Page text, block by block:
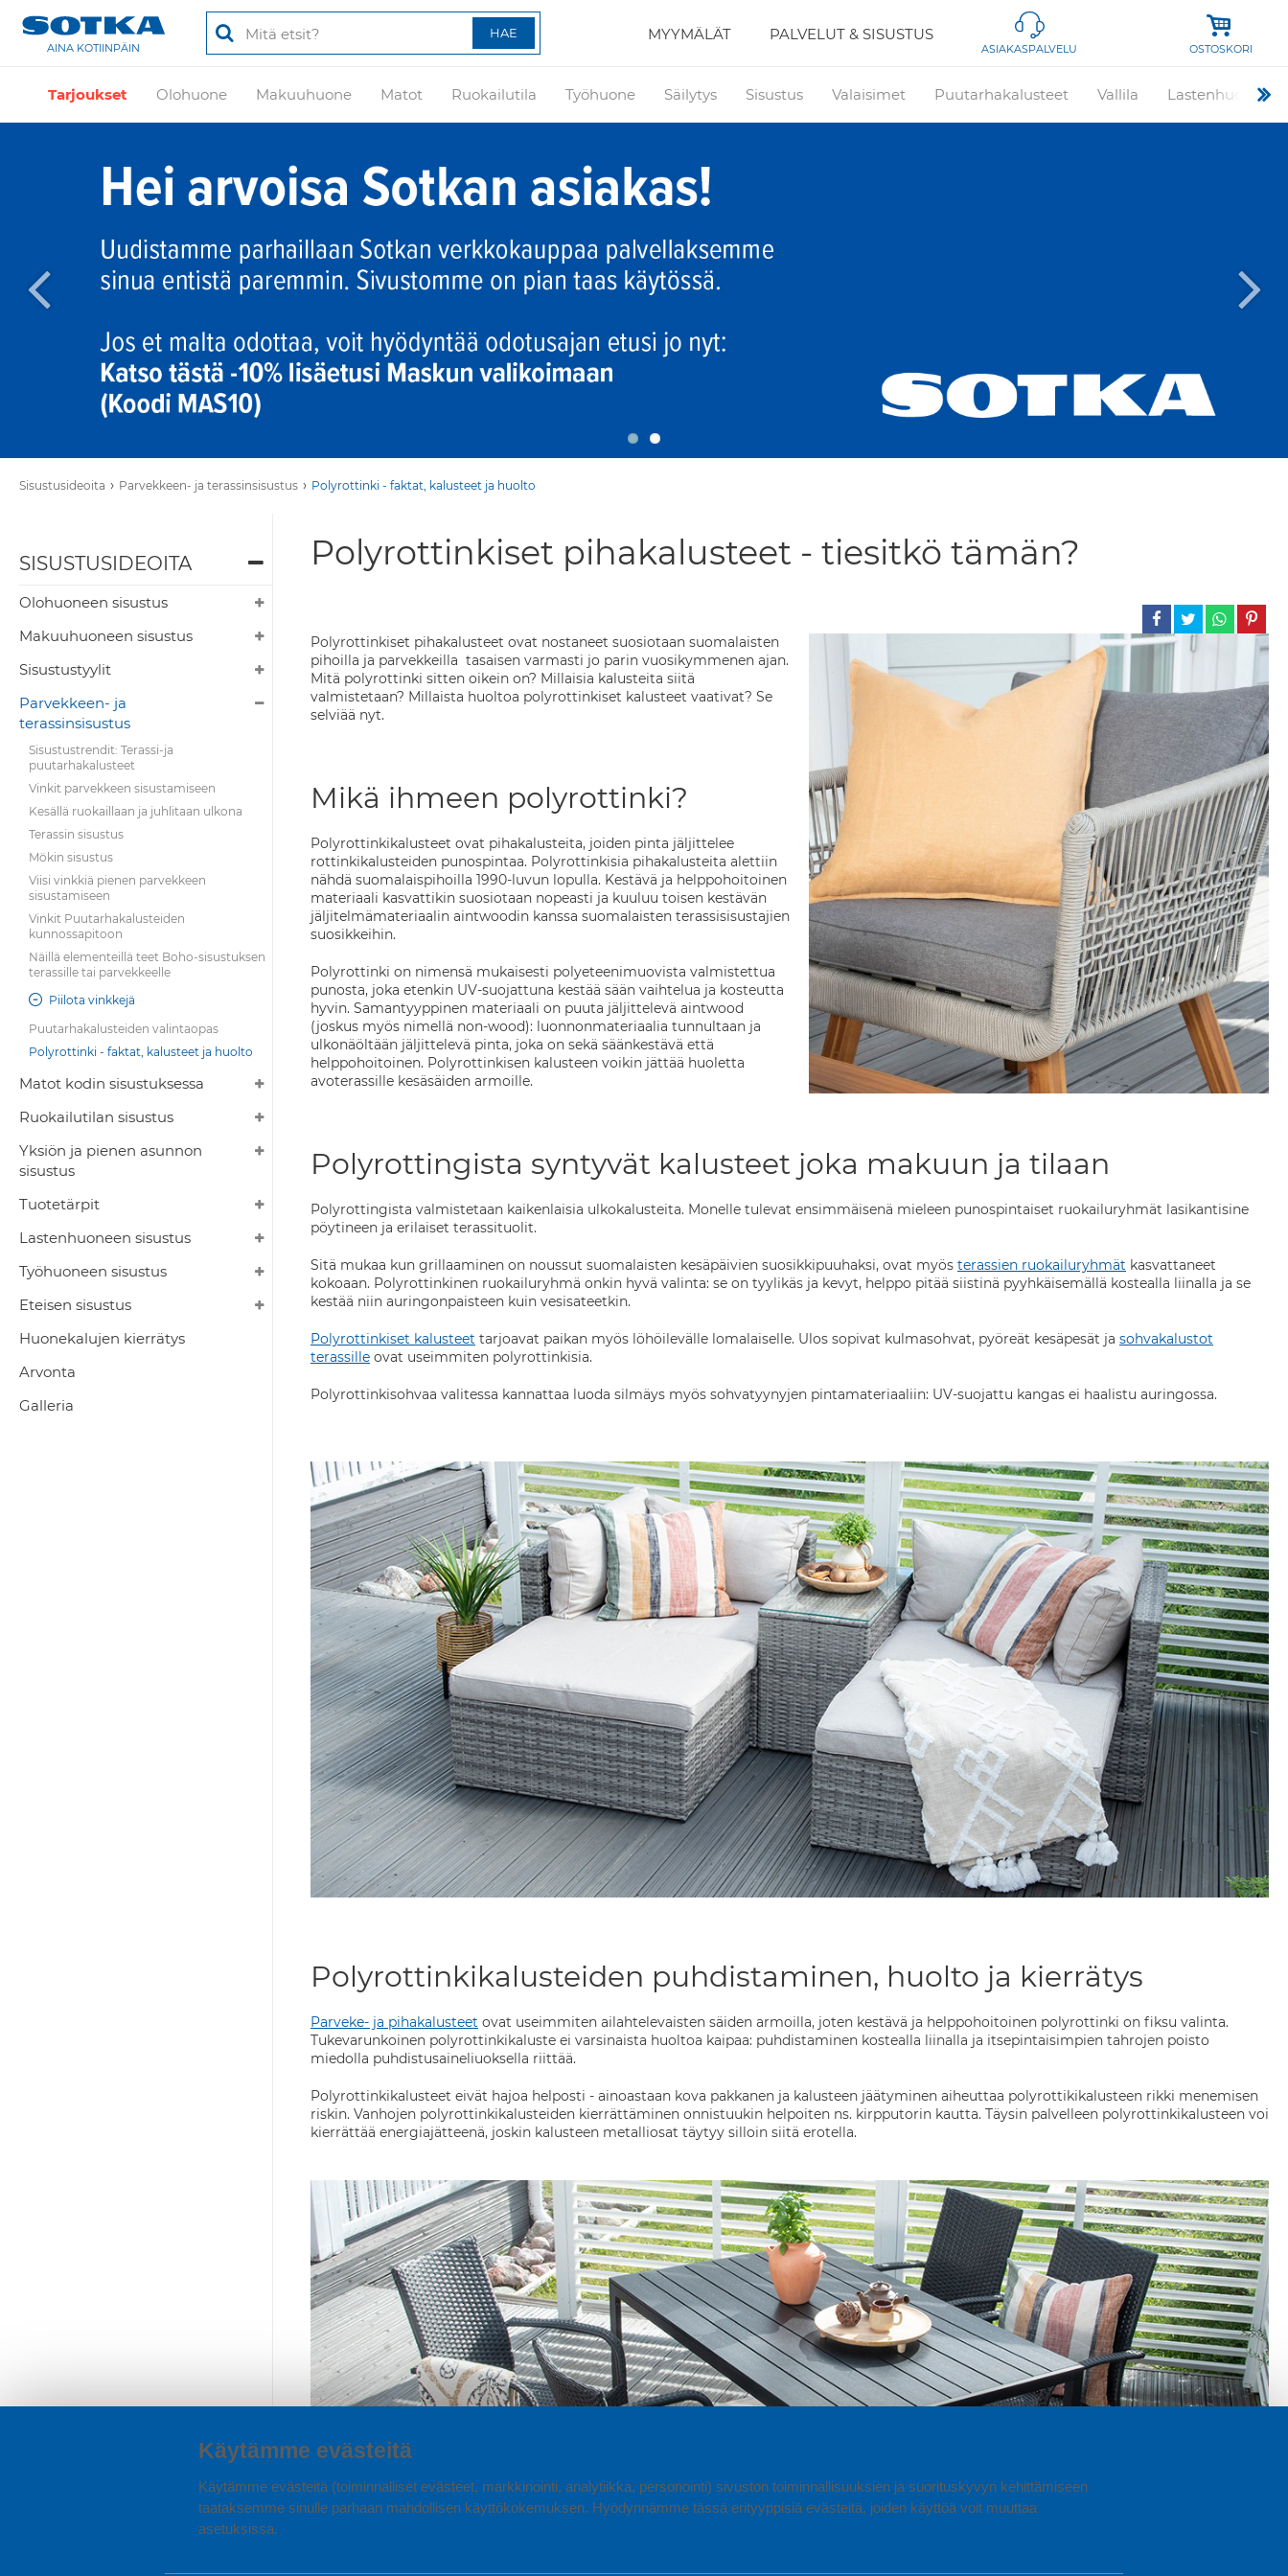
Käytämme evästeitä
Käytämme evästeitä (toiminnalliset evästeet, markkinointi, analytiikka, personointi) sivuston toiminnallisuuksien ja suorituskyvyn kehittämiseen
taataksemme sinulle parhaan mahdollisen käyttökokemuksen. Hyödynnämme tässä erityyppisiä evästeitä, joiden käyttöä voit muuttaa
asetuksissa.
AINA KOTIINPÄIN ASIAKASPALVELU OSTOSKORI
Tarjoukset Olohuone Makuuhuone Matot Ruokailutila Työhuone Säilytys Sisustus Valaisimet Puutarhakalusteet Vallila Lastenhuone
MYYMÄLÄT PALVELUT & SISUSTUS
Sisustusideoita › Parvekkeen- ja terassinsisustus › Polyrottinki - faktat, kalusteet ja huolto
SISUSTUSIDEOITA
Olohuoneen sisustus
Makuuhuoneen sisustus
Sisustustyylit
Parvekkeen- ja
terassinsisustus
Sisustustrendit: Terassi-ja
puutarhakalusteet
Vinkit parvekkeen sisustamiseen
Kesällä ruokaillaan ja juhlitaan ulkona
Terassin sisustus
Mökin sisustus
Viisi vinkkiä pienen parvekkeen
sisustamiseen
Vinkit Puutarhakalusteiden
kunnossapitoon
Näillä elementeillä teet Boho-sisustuksen
terassille tai parvekkeelle
Piilota vinkkejä
Puutarhakalusteiden valintaopas
Polyrottinki - faktat, kalusteet ja huolto
Matot kodin sisustuksessa
Ruokailutilan sisustus
Yksiön ja pienen asunnon
sisustus
Tuotetärpit
Lastenhuoneen sisustus
Työhuoneen sisustus
Eteisen sisustus
Huonekalujen kierrätys
Arvonta
Galleria
Polyrottinkiset pihakalusteet - tiesitkö tämän?
Polyrottinkiset pihakalusteet ovat nostaneet suosiotaan suomalaisten
pihoilla ja parvekkeilla tasaisen varmasti jo parin vuosikymmenen ajan.
Mitä polyrottinki sitten oikein on? Millaisia kalusteita siitä
valmistetaan? Millaista huoltoa polyrottinkiset kalusteet vaativat? Se
selviää nyt.
Mikä ihmeen polyrottinki?
Polyrottinkikalusteet ovat pihakalusteita, joiden pinta jäljittelee
rottinkikalusteiden punospintaa. Polyrottinkisia pihakalusteita alettiin
nähdä suomalaispihoilla 1990-luvun lopulla. Kestävä ja helppohoitoinen
materiaali kasvattikin suosiotaan nopeasti ja kuuluu toisen kestävän
jäljitelmämateriaalin aintwoodin kanssa suomalaisten terassisisustajien
suosikkeihin.
Polyrottinki on nimensä mukaisesti polyeteenimuovista valmistettua
punosta, joka etenkin UV-suojattuna kestää sään vaihtelua ja kosteutta
hyvin. Samantyyppinen materiaali on puuta jäljittelevä aintwood
(joskus myös nimellä non-wood): luonnonmateriaalia tunnultaan ja
ulkonäöltään jäljittelevä pinta, joka on sekä säänkestävä että
helppohoitoinen. Polyrottinkisen kalusteen voikin jättää huoletta
avoterassille kesäsäiden armoille.
Polyrottingista syntyvät kalusteet joka makuun ja tilaan
Polyrottingista valmistetaan kaikenlaisia ulkokalusteita. Monelle tulevat ensimmäisenä mieleen punospintaiset ruokailuryhmät lasikantisine
pöytineen ja erilaiset terassituolit.
Sitä mukaa kun grillaaminen on noussut suomalaisten kesäpäivien suosikkipuuhaksi, ovat myös terassien ruokailuryhmät kasvattaneet
kokoaan. Polyrottinkinen ruokailuryhmä onkin hyvä valinta: se on tyylikäs ja kevyt, helppo pitää siistinä pyyhkäisemällä kostealla liinalla ja se
kestää niin auringonpaisteen kuin vesisateetkin.
Polyrottinkiset kalusteet tarjoavat paikan myös löhöilevälle lomalaiselle. Ulos sopivat kulmasohvat, pyöreät kesäpesät ja sohvakalustot
terassille ovat useimmiten polyrottinkisia.
Polyrottinkisohvaa valitessa kannattaa luoda silmäys myös sohvatyynyjen pintamateriaaliin: UV-suojattu kangas ei haalistu auringossa.
Polyrottinkikalusteiden puhdistaminen, huolto ja kierrätys
Parveke- ja pihakalusteet ovat useimmiten ailahtelevaisten säiden armoilla, joten kestävä ja helppohoitoinen polyrottinki on fiksu valinta.
Tukevarunkoinen polyrottinkikaluste ei varsinaista huoltoa kaipaa: puhdistaminen kostealla liinalla ja itsepintaisimpien tahrojen poisto
miedolla puhdistusaineliuoksella riittää.
Polyrottinkikalusteet eivät hajoa helposti - ainoastaan kova pakkanen ja kalusteen jäätyminen aiheuttaa polyrottikikalusteen rikki menemisen
riskin. Vanhojen polyrottinkikalusteiden kierrättäminen onnistuukin helpoiten ns. kirpputorin kautta. Täysin palvelleen polyrottinkikalusteen voi
kierrättää energiajätteenä, joskin kalusteen metalliosat täytyy silloin siitä erotella.